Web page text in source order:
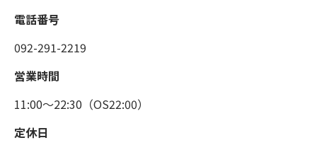
電話番号
092-291-2219
営業時間
11:00〜22:30（OS22:00）
定休日